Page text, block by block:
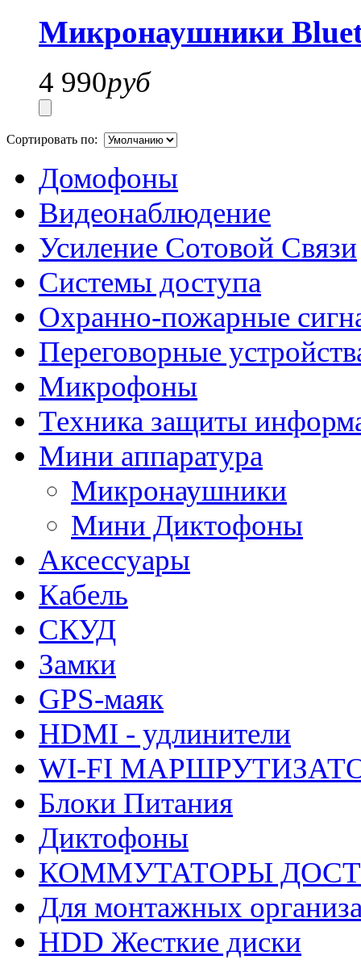
Микронаушники
4 990руб
Сортировать по:
Домофоны
Видеонаблюдение
Усиление Cотовой Cвязи
Системы доступа
Охранно-пожарные
Переговорные
Микрофоны
Техника защиты
Мини аппаратура
Микронаушники
Мини Диктофоны
Аксессуары
Кабель
СКУД
Замки
GPS-маяк
HDMI - удлинители
WI-FI
Блоки Питания
Диктофоны
КОММУТАТОРЫ
Для монтажных
HDD Жесткие диски